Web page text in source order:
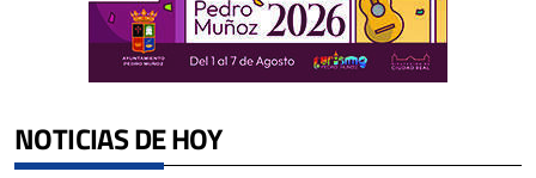
NOTICIAS DE HOY